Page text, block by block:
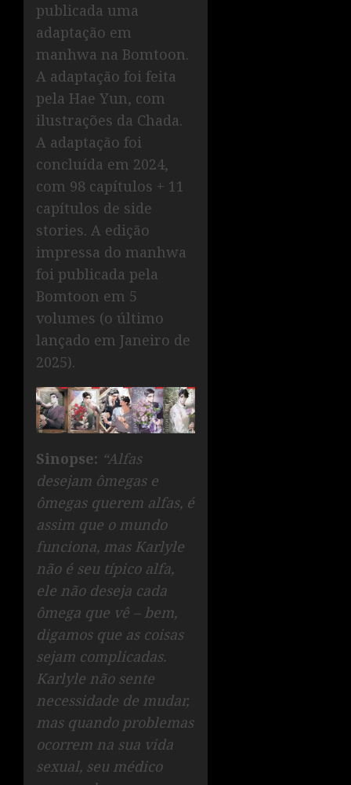
publicada uma
adaptação em
manhwa na Bomtoon.
A adaptação foi feita
pela Hae Yun, com
ilustrações da Chada.
A adaptação foi
concluída em 2024,
com 98 capítulos + 11
capítulos de side
stories. A edição
impressa do manhwa
foi publicada pela
Bomtoon em 5
volumes (o último
lançado em Janeiro de
2025).
Sinopse: “Alfas
desejam ômegas e
ômegas querem alfas, é
assim que o mundo
funciona, mas Karlyle
não é seu típico alfa,
ele não deseja cada
ômega que vê – bem,
digamos que as coisas
sejam complicadas.
Karlyle não sente
necessidade de mudar,
mas quando problemas
ocorrem na sua vida
sexual, seu médico